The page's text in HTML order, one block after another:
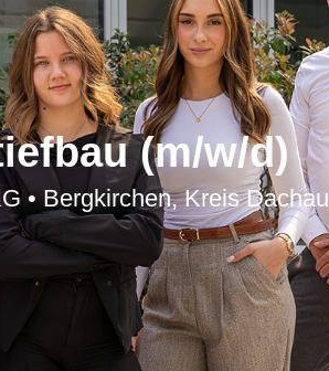
(m/w/d)
• Bergkirchen, Kreis Dachau